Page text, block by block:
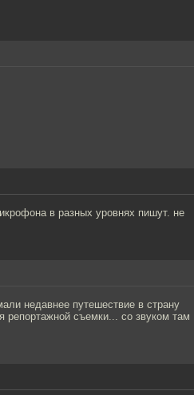
в разных уровнях пишут. не
недавнее путешествие в страну
репортажной съемки... со звуком там